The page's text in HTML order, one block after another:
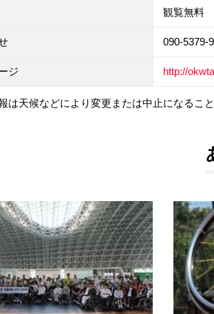
観覧無料
090-5379-
ジ http://
は天候などにより変更または中止になること